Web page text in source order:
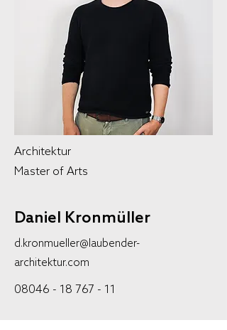
Architektur
Master of Arts
Daniel Kronmüller
d.kronmueller@laubender-
architektur.com
08046 - 18 767 - 11